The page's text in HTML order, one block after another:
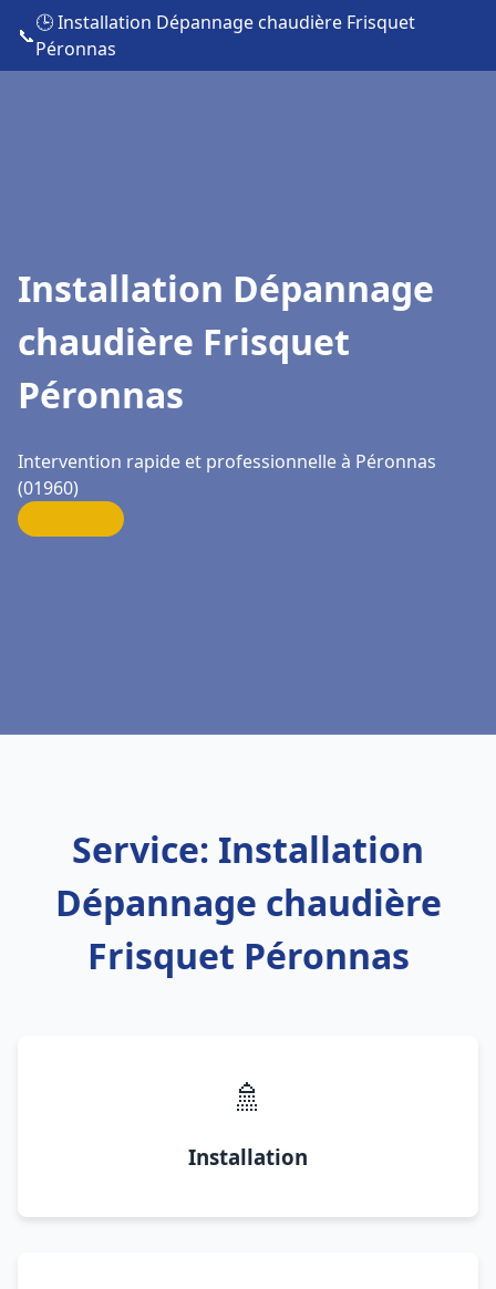
📞
🕒 Installation Dépannage chaudière Frisquet
Péronnas
Installation Dépannage
chaudière Frisquet
Péronnas
Intervention rapide et professionnelle à Péronnas
(01960)
Service: Installation
Dépannage chaudière
Frisquet Péronnas
🚿
Installation